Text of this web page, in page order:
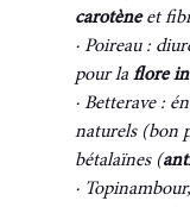
carotène et
· Poireau :
pour la flore
· Betterave :
naturels (bon
bétalaïnes (
·